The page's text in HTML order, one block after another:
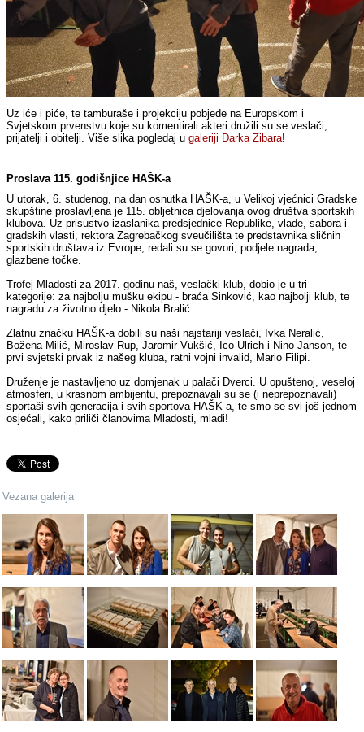
Uz iće i piće, te tamburaše i projekciju pobjede na Europskom i
Svjetskom prvenstvu koje su komentirali akteri družili su se veslači,
prijatelji i obitelji. Više slika pogledaj ugaleriji Darka Zibara!
Proslava 115. godišnjice HAŠK-a
U utorak, 6. studenog, na dan osnutka HAŠK-a, u Velikoj vjećnici Gradske
skupštine proslavljena je 115. obljetnica djelovanja ovog društva sportskih
klubova. Uz prisustvo izaslanika predsjednice Republike, vlade, sabora i
gradskih vlasti, rektora Zagrebačkog sveučilišta te predstavnika sličnih
sportskih društava iz Evrope, redali su se govori, podjele nagrada,
glazbene točke.
Trofej Mladosti za 2017. godinu naš, veslački klub, dobio je u tri
kategorije: za najbolju mušku ekipu - braća Sinković, kao najbolji klub, te
nagradu za životno djelo - Nikola Bralić.
Zlatnu značku HAŠK-a dobili su naši najstariji veslači, Ivka Neralić,
Božena Milić, Miroslav Rup, Jaromir Vukšić, Ico Ulrich i Nino Janson, te
prvi svjetski prvak iz našeg kluba, ratni vojni invalid, Mario Filipi.
Druženje je nastavljeno uz domjenak u palači Dverci. U opuštenoj, veseloj
atmosferi, u krasnom ambijentu, prepoznavali su se (i neprepoznavali)
sportaši svih generacija i svih sportova HAŠK-a, te smo se svi još jednom
osjećali, kako priliči članovima Mladosti, mladi!
Vezana galerija